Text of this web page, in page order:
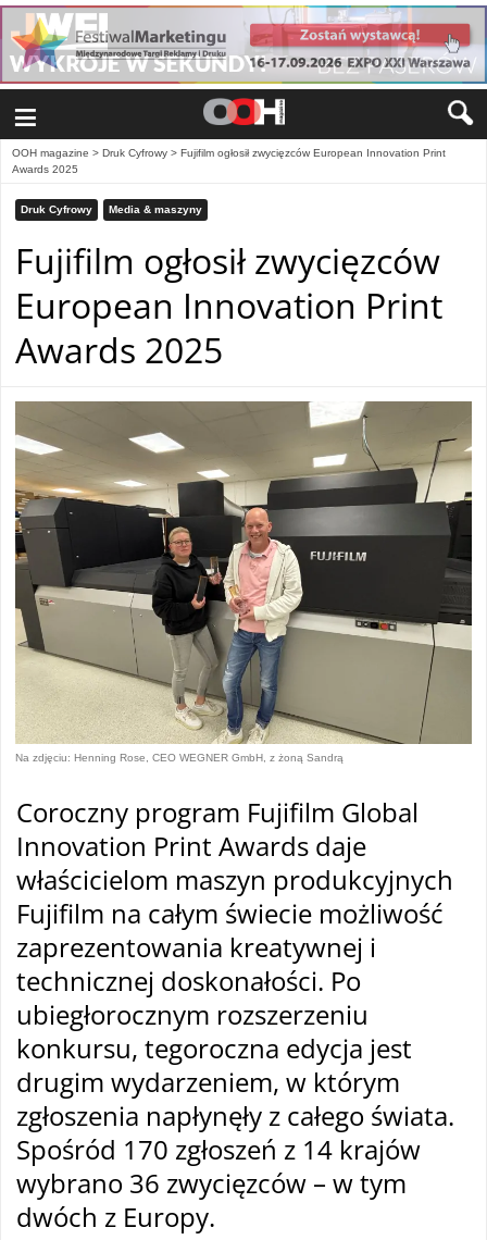
≡
OOH magazine > Druk Cyfrowy > Fujifilm ogłosił zwycięzców European Innovation Print
Awards 2025
Druk Cyfrowy Media & maszyny
Fujifilm ogłosił zwycięzców
European Innovation Print
Awards 2025
Na zdjęciu: Henning Rose, CEO WEGNER GmbH, z żoną Sandrą
Coroczny program Fujifilm Global
Innovation Print Awards daje
właścicielom maszyn produkcyjnych
Fujifilm na całym świecie możliwość
zaprezentowania kreatywnej i
technicznej doskonałości. Po
ubiegłorocznym rozszerzeniu
konkursu, tegoroczna edycja jest
drugim wydarzeniem, w którym
zgłoszenia napłynęły z całego świata.
Spośród 170 zgłoszeń z 14 krajów
wybrano 36 zwycięzców – w tym
dwóch z Europy.